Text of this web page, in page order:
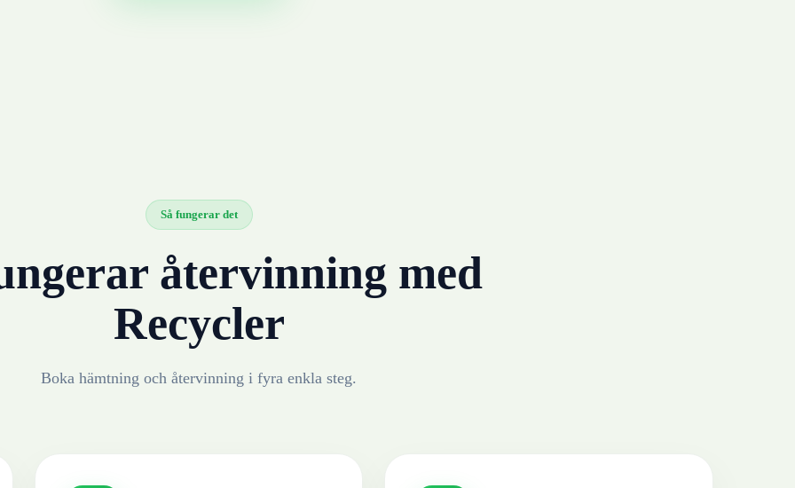
Så fungerar det
återvinning med
Recycler
Boka hämtning och återvinning i fyra enkla steg.